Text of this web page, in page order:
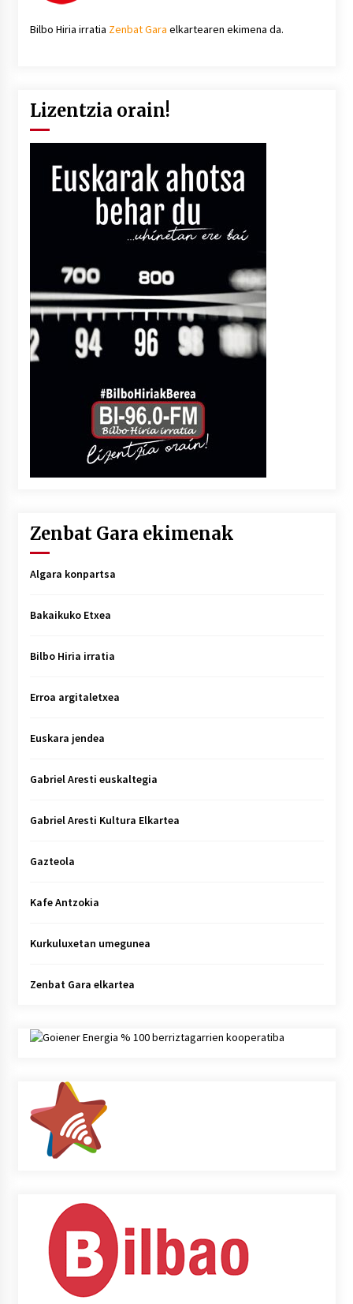
Bilbo Hiria irratia Zenbat Gara elkartearen ekimena da.
Lizentzia orain!
Zenbat Gara ekimenak
Algara konpartsa
Bakaikuko Etxea
Bilbo Hiria irratia
Erroa argitaletxea
Euskara jendea
Gabriel Aresti euskaltegia
Gabriel Aresti Kultura Elkartea
Gazteola
Kafe Antzokia
Kurkuluxetan umegunea
Zenbat Gara elkartea